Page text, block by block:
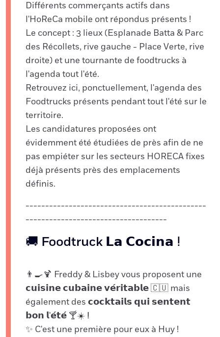
Différents commerçants actifs dans
l'HoReCa mobile ont répondus présents !
Le concept : 3 lieux (Esplanade Batta & Parc
des Récollets, rive gauche - Place Verte, rive
droite) et une tournante de foodtrucks à
l'agenda tout l'été.
Retrouvez ici, ponctuellement, l'agenda des
Foodtrucks présents pendant tout l'été sur le
territoire.
Les candidatures proposées ont
évidemment été étudiées de près afin de ne
pas empiéter sur les secteurs HORECA fixes
déjà présents près des emplacements
définis.
----------------------------------------------
------------------------------------
🚚 Foodtruck 𝗟𝗮 𝗖𝗼𝗰𝗶𝗻𝗮 ⵑ
👨🍳🍹 Freddy & Lisbey vous proposent une
𝗰𝘂𝗶𝘀𝗶𝗻𝗲 𝗰𝘂𝗯𝗮𝗶𝗻𝗲 𝘃𝗲́𝗿𝗶𝘁𝗮𝗯𝗹𝗲 🇨🇺 mais
également des 𝗰𝗼𝗰𝗸𝘁𝗮𝗶𝗹𝘀 𝗾𝘂𝗶 𝘀𝗲𝗻𝘁𝗲𝗻𝘁
𝗯𝗼𝗻 𝗹'𝗲́𝘁𝗲́ 🍸☀️ ⵑ
✨ C'est une première pour eux à Huy !